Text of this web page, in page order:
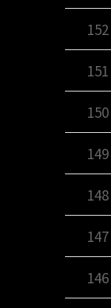
152
151
150
149
148
147
146